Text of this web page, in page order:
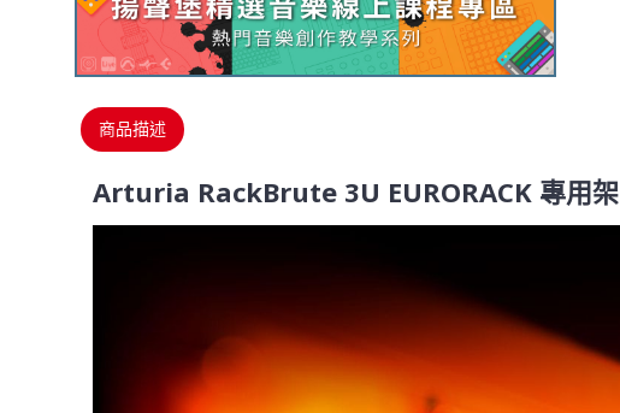
商品描述
Arturia RackBrute 3U EURORACK 專用架